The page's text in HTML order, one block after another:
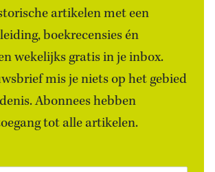
artikelen met een
boekrecensies én
wekelijks gratis in je inbox.
mis je niets op het gebied
Abonnees hebben
tot alle artikelen.